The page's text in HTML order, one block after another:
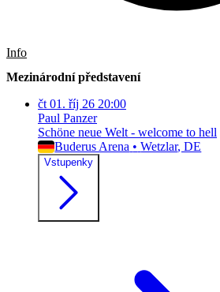
Info
Mezinárodní představení
čt 01. říj 26 20:00
Paul Panzer
Schöne neue Welt - welcome to hell
Buderus Arena • Wetzlar, DE
Vstupenky